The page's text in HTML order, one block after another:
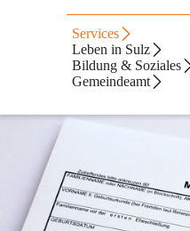
Services
Leben in Sulz
Bildung & Soziales
Gemeindeamt
Anträge &